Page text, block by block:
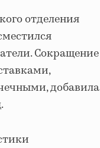
отделения
Сокращение
добавила